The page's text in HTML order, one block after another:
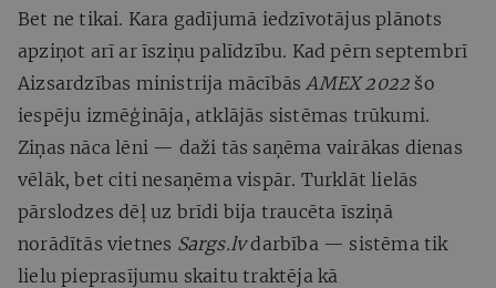
Bet ne tikai. Kara gadījumā iedzīvotājus plānots
apziņot arī ar īsziņu palīdzību. Kad pērn septembrī
Aizsardzības ministrija mācībās AMEX 2022 šo
iespēju izmēģināja, atklājās sistēmas trūkumi.
Ziņas nāca lēni — daži tās saņēma vairākas dienas
vēlāk, bet citi nesaņēma vispār. Turklāt lielās
pārslodzes dēļ uz brīdi bija traucēta īsziņā
norādītās vietnes Sargs.lvdarbība — sistēma tik
lielu pieprasījumu skaitu traktēja kā